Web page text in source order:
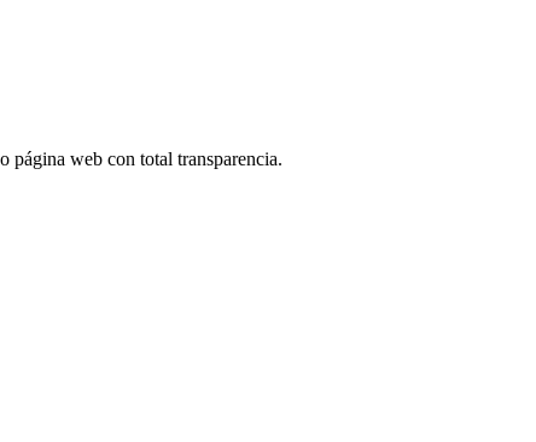
página web con total transparencia.